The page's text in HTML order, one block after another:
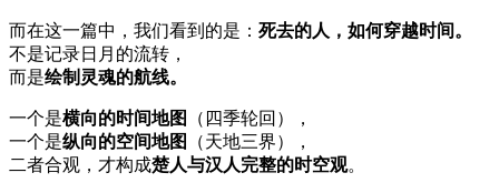
而在这一篇中，我们看到的是： 死去的人，如何穿越时间。
不是记录日月的流转，
而是绘制灵魂的航线。
一个是横向的时间地图
（四季轮回），
一个是纵向的空间地图
（天地三界），
二者合观，才构成楚人与汉人完整的时空观。